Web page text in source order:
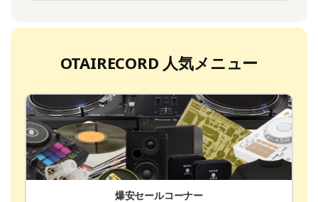
OTAIRECORD 人気メニュー
爆安セールコーナー